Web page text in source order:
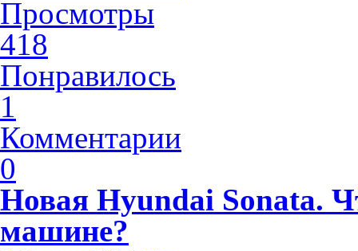
Просмотры
418
Понравилось
1
Комментарии
0
Новая Hyundai Sonata.
машине?